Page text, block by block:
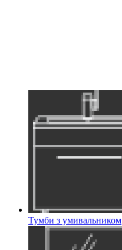
Тумби з умивальником